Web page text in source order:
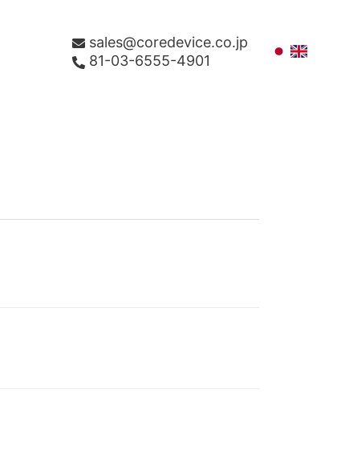
sales@coredevice.co.jp
81-03-6555-4901